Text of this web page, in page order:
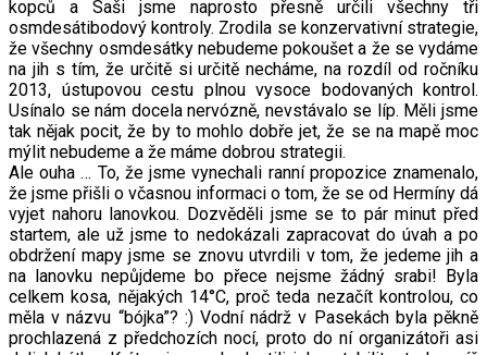
kopců a Saši jsme naprosto přesně určili všechny tři
osmdesátibodový kontroly. Zrodila se konzervativní strategie,
že všechny osmdesátky nebudeme pokoušet a že se vydáme
na jih s tím, že určitě si určitě necháme, na rozdíl od ročníku
2013, ústupovou cestu plnou vysoce bodovaných kontrol.
Usínalo se nám docela nervózně, nevstávalo se líp. Měli jsme
tak nějak pocit, že by to mohlo dobře jet, že se na mapě moc
mýlit nebudeme a že máme dobrou strategii.
Ale ouha … To, že jsme vynechali ranní propozice znamenalo,
že jsme přišli o včasnou informaci o tom, že se od Hermíny dá
vyjet nahoru lanovkou. Dozvěděli jsme se to pár minut před
startem, ale už jsme to nedokázali zapracovat do úvah a po
obdržení mapy jsme se znovu utvrdili v tom, že jedeme jih a
na lanovku nepůjdeme bo přece nejsme žádný srabi! Byla
celkem kosa, nějakých 14°C, proč teda nezačít kontrolou, co
měla v názvu “bójka”? :) Vodní nádrž v Pasekách byla pěkně
prochlazená z předchozích nocí, proto do ní organizátoři asi